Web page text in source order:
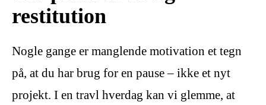
restitution
Nogle gange er manglende motivation et tegn
på, at du har brug for en pause – ikke et nyt
projekt. I en travl hverdag kan vi glemme, at